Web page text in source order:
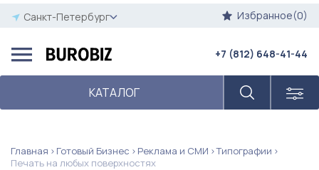
Санкт-Петербург Избранное(0)
КАТАЛОГ
+7 (812) 648-41-44
Главная Готовый Бизнес Реклама и СМИ
Типографии
Печать на любых поверхностях